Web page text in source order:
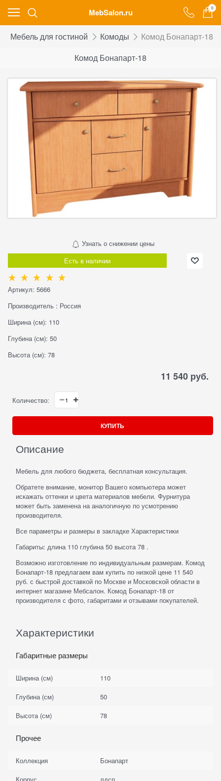
MebSalon.ru 0
Мебель для гостиной Комоды
Комод Бонапарт-18
Комод Бонапарт-18
Узнать о снижении цены
Есть в наличии
Артикул: 5666
Производитель : Россия
Ширина (см): 110
Глубина (см): 50
Высота (см): 78
11 540 руб.
Количество:
КУПИТЬ
Описание
Мебель для любого бюджета, бесплатная консультация.
Обратете внимание, монитор Вашего компьютера может
искажать оттенки и цвета материалов мебели. Фурнитура
может быть заменена на аналогичную по усмотрению
производителя.
Все параметры и размеры в закладке Характеристики
Габариты: длина 110 глубина 50 высота 78 .
Возможно изготовление по индивидуальным размерам. Комод
Бонапарт-18 предлагаем вам купить по низкой цене 11 540
руб. с быстрой доставкой по Москве и Московской области в
интернет магазине Мебсалон. Комод Бонапарт-18 от
производителя с фото, габаритами и отзывами покупателей.
Характеристики
Габаритные размеры
Ширина (см)
110
Глубина (см)
50
Высота (см)
78
Прочее
Коллекция
Бонапарт